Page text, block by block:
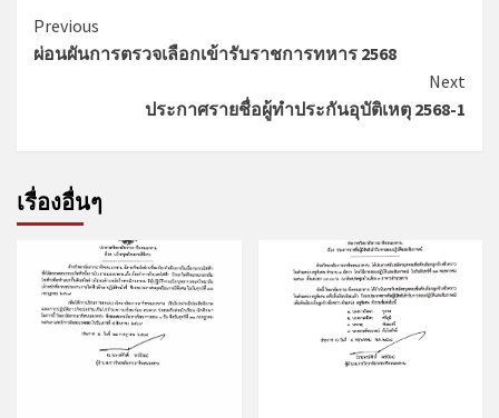
Previous
ผ่อนผันการตรวจเลือกเข้ารับราชการทหาร 2568
Next
ประกาศรายชื่อผู้ทำประกันอุบัติเหตุ 2568-1
เรื่องอื่นๆ